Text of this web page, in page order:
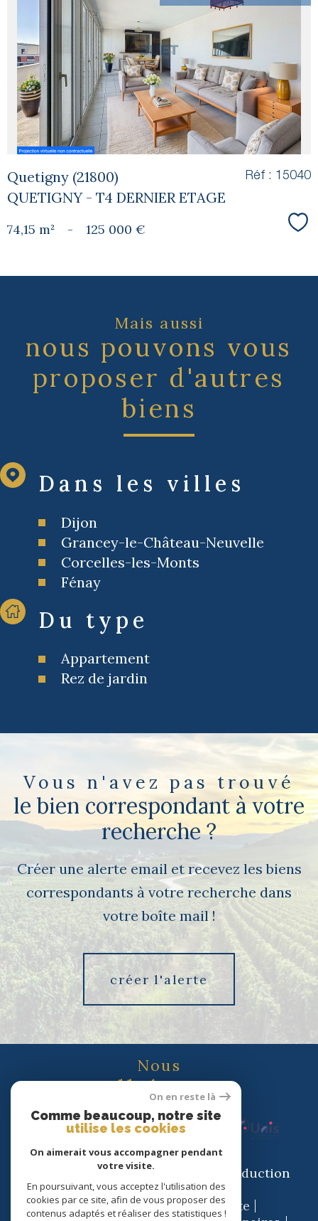
voir le
bien
Quetigny (21800)
QUETIGNY - T4 DERNIER ETAGE
Réf : 15040
74,15 m² - 125 000 €
Mais aussi
nous pouvons vous
proposer d'autres
biens
Dans les villes
Dijon
Grancey-le-Château-Neuvelle
Corcelles-les-Monts
Fénay
Du type
Appartement
Rez de jardin
Vous n'avez pas trouvé
le bien correspondant à votre
recherche ?
Créer une alerte email et recevez les biens
correspondants à votre recherche dans
votre boîte mail !
créer l'alerte
Nous
adhérons
© 2026 | Tous droits réservés | Traduction
powered by Google |
Nos honoraires
Plan du site
On en reste là
Comme beaucoup, notre site
utilise les cookies
On aimerait vous accompagner pendant
votre visite.
En poursuivant, vous acceptez l'utilisation des
cookies par ce site, afin de vous proposer des
contenus adaptés et réaliser des statistiques !